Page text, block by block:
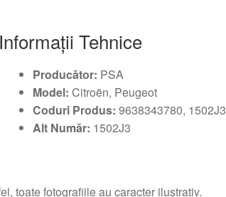
Informații Tehnice
Producător: PSA
Model: Citroën, Peugeot
Coduri Produs: 9638343780, 1502J3
Alt Număr: 1502J3
toate fotografiile au caracter ilustrativ.